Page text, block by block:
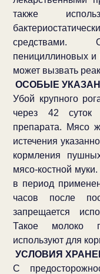
также
средствами.
пенициллиновых и
может вызвать
ОСОБЫЕ
Убой крупного
через 42 суток
препарата. Мясо
истечения
кормления
мясо-костной
в период
часов после
запрещается
Такое молоко
используют для
УСЛОВИЯ
С